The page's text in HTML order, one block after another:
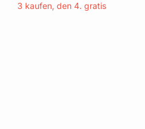
3 kaufen, den 4. gratis